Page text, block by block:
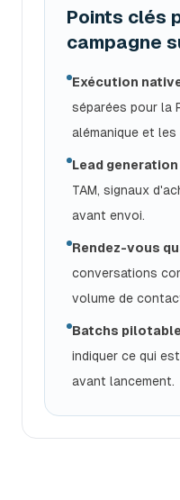
Points clés
campagne
Exécution
séparées pour la
alémanique et
Lead
TAM, signaux
avant envoi.
Rendez-vous
conversations
volume de
Batchs
indiquer ce qui
avant lancement.